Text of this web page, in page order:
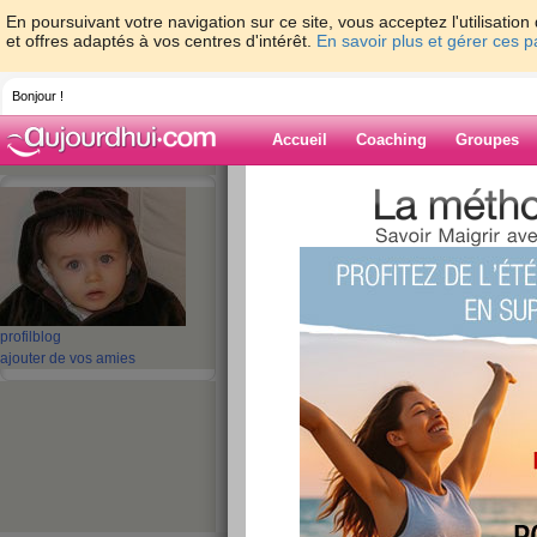
En poursuivant votre navigation sur ce site, vous acceptez
et offres adaptés à vos centres d'intérêt. En savoir plus et gérer ces
Bonjour !
Accueil Coaching Groupes
profil blog
ajouter de vos amies
> > longue
Blog de Elitacat
longue absence
Coucou les filles. J’espère que vous
silence. Les semaines défilent à une
ont leur travail, leur maison et plusieurs
qu’avec Eliott, j’ai du mal à m’en